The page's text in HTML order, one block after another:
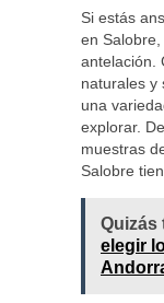
Si estás
en
antelación.
naturales y
una
explorar.
muestras
Salobre
Quizás
elegir